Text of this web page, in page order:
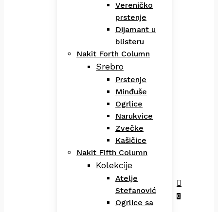
search
0
Menu
Vereničko
prstenje
Dijamant u
blisteru
Nakit Forth Column
Srebro
Prstenje
Minđuše
Ogrlice
Narukvice
Zvečke
Kašičice
Nakit Fifth Column
Kolekcije
Atelje
Stefanović
Ogrlice sa